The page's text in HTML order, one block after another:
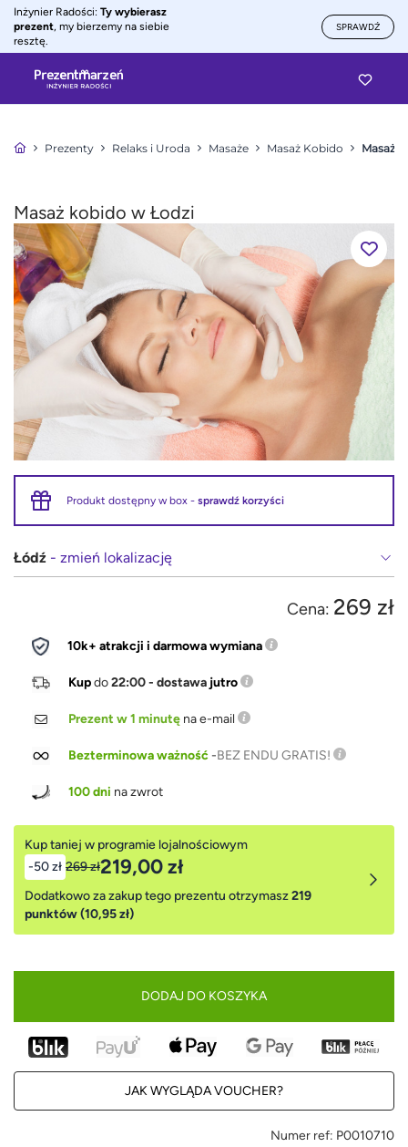
Inżynier Radości: Ty wybierasz
prezent, my bierzemy na siebie
resztę.
SPRAWDŹ
Prezenty Relaks i Uroda Masaże Masaż Kobido Masaż
Masaż kobido w Łodzi
Produkt dostępny w box - sprawdź korzyści
Łódź - zmień lokalizację
Cena: 269 zł
10k+ atrakcji i darmowa wymiana
Kupdo22:00 - dostawa jutro
Prezent w 1 minutę na e-mail
Bezterminowa ważność-BEZ ENDU GRATIS!
100 dni na zwrot
Kup taniej w programie lojalnościowym
-50 zł 269 zł219,00 zł
Dodatkowo za zakup tego prezentu otrzymasz219
punktów (10,95 zł)
DODAJ DO KOSZYKA
JAK WYGLĄDA VOUCHER?
Numer ref: P0010710